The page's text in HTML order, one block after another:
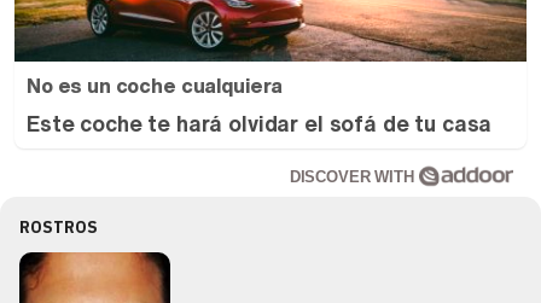
No es un coche cualquiera
Este coche te hará olvidar el sofá de tu casa
DISCOVER WITH
ROSTROS